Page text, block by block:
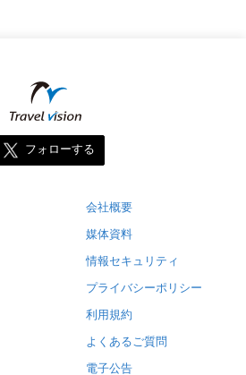
フォローする
会社概要
媒体資料
情報セキュリティ
プライバシーポリシー
利用規約
よくあるご質問
電子公告